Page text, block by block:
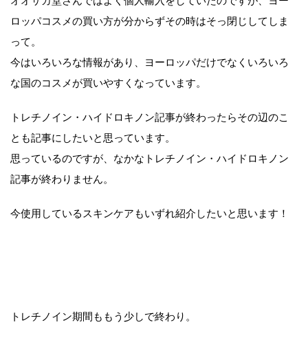
ロッパコスメの買い方が分からずその時はそっ閉じしてしま
って。
今はいろいろな情報があり、ヨーロッパだけでなくいろいろ
な国のコスメが買いやすくなっています。
トレチノイン・ハイドロキノン記事が終わったらその辺のこ
とも記事にしたいと思っています。
思っているのですが、なかなトレチノイン・ハイドロキノン
記事が終わりません。
今使用しているスキンケアもいずれ紹介したいと思います！
トレチノイン期間ももう少しで終わり。